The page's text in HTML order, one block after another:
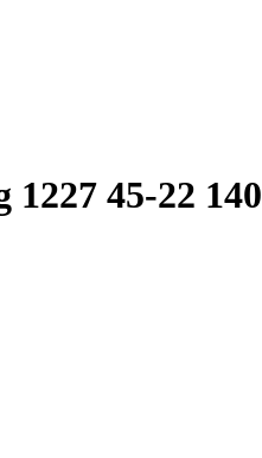
45-22 140